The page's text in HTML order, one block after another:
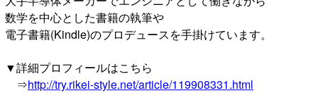
数学を中心とした書籍の執筆や
電子書籍(Kindle)のプロデュースを手掛けています。
▼詳細プロフィールはこちら
⇒http://try.rikei-style.net/article/119908331.html